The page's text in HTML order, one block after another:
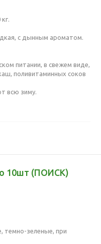
с дынным ароматом.
питании, в свежем виде,
поливитаминных соков
всю зиму.
10шт (ПОИСК)
темно-зеленые, при